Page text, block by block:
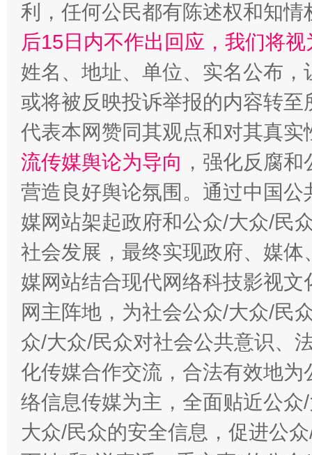
网上购药对药下症？
这是一记警钟！ 谢
今
利，任何公民都有陈述权和知情
后15日内不作出回应，我们将
姓名、地址、单位、实名公布
或将被反映投诉举报的内容转
代表本网赞同其观点和对其真实
流传媒舆论为导向 ，强化反腐
营造良好舆论氛围。通过中国
媒网站架起政府和公众/大众/民
社会发展，最终实现政府、媒
媒网站结合现代网络科技影视
网主阵地，为社会公众/大众/民
众/大众/民众对社会公共意识、
化传媒合作交流，合法有效地
络信息传媒为主，全面贴近公
大众/民众的安全信息，促进公